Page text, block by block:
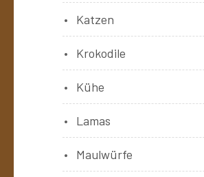
Katzen
Krokodile
Kühe
Lamas
Maulwürfe